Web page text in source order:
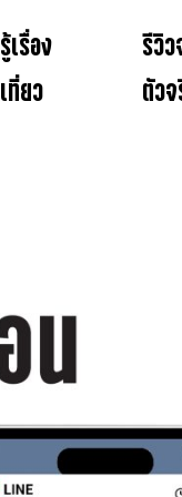
รู้เรื่อง
เที่ยว
รีวิ
ตัว